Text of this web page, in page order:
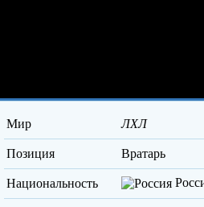
Мир ЛХЛ
Позиция вратарь
Национальность